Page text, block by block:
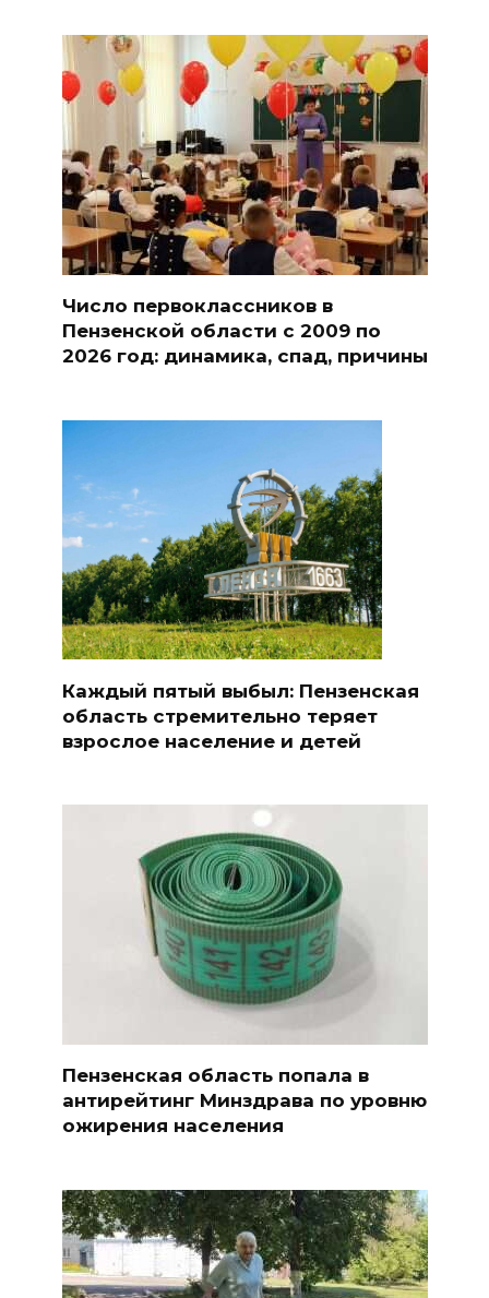
Число первоклассников в
Пензенской области с 2009 по
2026 год: динамика, спад, причины
Каждый пятый выбыл: Пензенская
область стремительно теряет
взрослое население и детей
Пензенская область попала в
антирейтинг Минздрава по уровню
ожирения населения